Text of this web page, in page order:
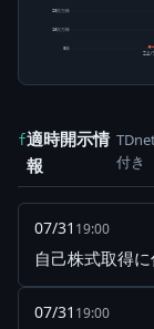
0株
10百万株
20百万株
24/
f適時開示情
報
付き
07/31 19:00
自己株式取得
07/31 19:00